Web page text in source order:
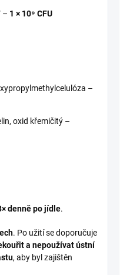
– 1 × 10⁹ CFU
–
oxid křemičitý –
denně po jídle.
. Po užití se doporučuje
a nepoužívat ústní
, aby byl zajištěn